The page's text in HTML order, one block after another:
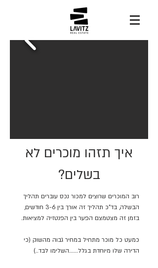
איך תזהו מוכרים לא
בשלים?
רוב המוכרים שרוצים למכור נכס עוברים תהליך
הבשלה, בד"כ תהליך זה אורך בין 3-6 חודשים,
בזמן זה מצטמצם הפער בין הפנטזיה למציאות.
כמעט כל מוכר מתחיל במחיר גבוה מהשוק (כי
הדירה שלו מיוחדת בגלל……השלימו לבד..)